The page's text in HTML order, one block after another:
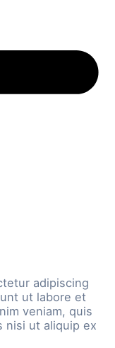
adipiscing
ut labore et
veniam, quis
nisi ut aliquip ex